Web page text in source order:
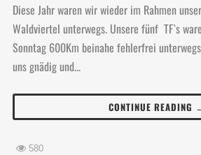
Diese Jahr waren wir wieder im Rahmen
Waldviertel unterwegs. Unsere fünf TF`s
Sonntag 600Km beinahe fehlerfrei
uns gnädig und...
CONTINUE READING
580